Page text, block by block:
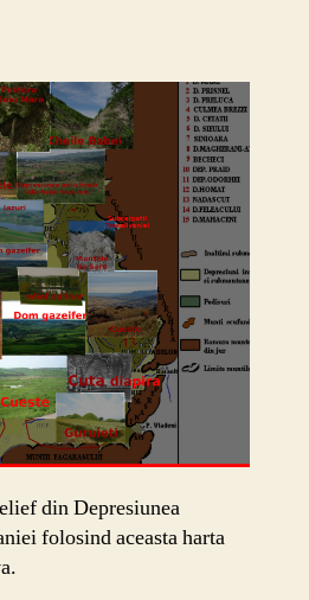
din Depresiunea
folosind aceasta harta